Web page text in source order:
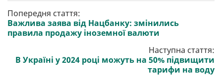
Попередня стаття:
Важлива заява від Нацбанку: змінились
правила продажу іноземної валюти
Наступна стаття:
В Україні у 2024 році можуть на 50% підвищити
тарифи на воду